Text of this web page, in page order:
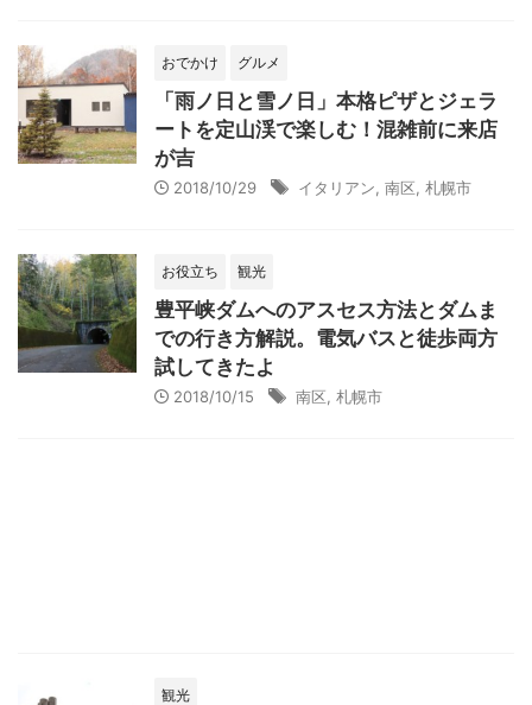
おでかけ グルメ
「雨ノ日と雪ノ日」本格ピザとジェラ
ートを定山渓で楽しむ！混雑前に来店
が吉
2018/10/29 イタリアン 南区 札幌市
お役立ち 観光
豊平峡ダムへのアスセス方法とダムま
での行き方解説。電気バスと徒歩両方
試してきたよ
2018/10/15 南区 札幌市
観光